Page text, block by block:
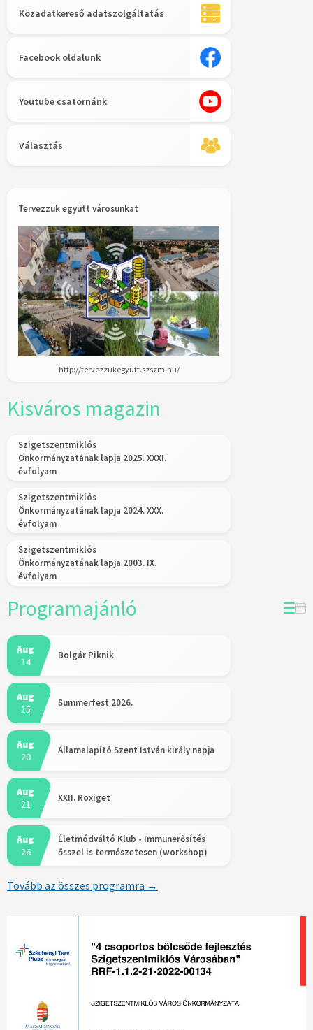
Közadatkereső adatszolgáltatás
Facebook oldalunk
Youtube csatornánk
Választás
Tervezzük együtt városunkat
http://tervezzukegyutt.szszm.hu/
Kisváros magazin
Szigetszentmiklós
Önkormányzatának lapja 2025. XXXI.
évfolyam
Szigetszentmiklós
Önkormányzatának lapja 2024. XXX.
évfolyam
Szigetszentmiklós
Önkormányzatának lapja 2003. IX.
évfolyam
Programajánló
Aug
14
Bolgár Piknik
Aug
15
Summerfest 2026.
Aug
20
Államalapító Szent István király napja
Aug
21
XXII. Roxiget
Aug
26
Életmódváltó Klub - Immunerősítés
ősszel is természetesen (workshop)
Tovább az összes programra →